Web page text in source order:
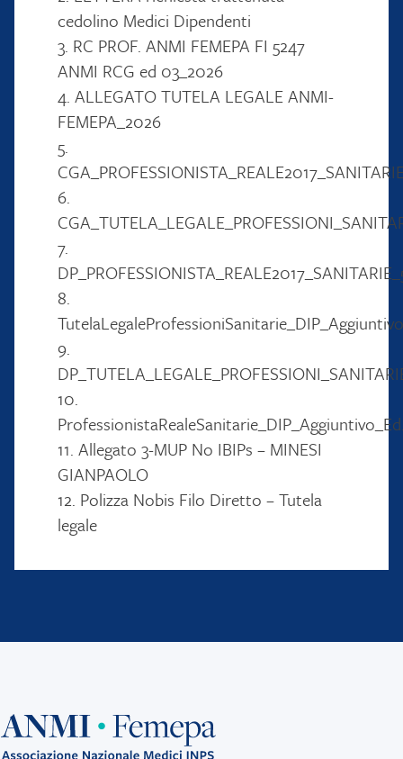
cedolino Medici Dipendenti
3. RC PROF. ANMI FEMEPA FI 5247
ANMI RCG ed 03_2026
4. ALLEGATO TUTELA LEGALE ANMI-
FEMEPA_2026
5.
6.
7.
8.
9.
10.
11. Allegato 3-MUP No IBIPs – MINESI
GIANPAOLO
12. Polizza Nobis Filo Diretto – Tutela
legale